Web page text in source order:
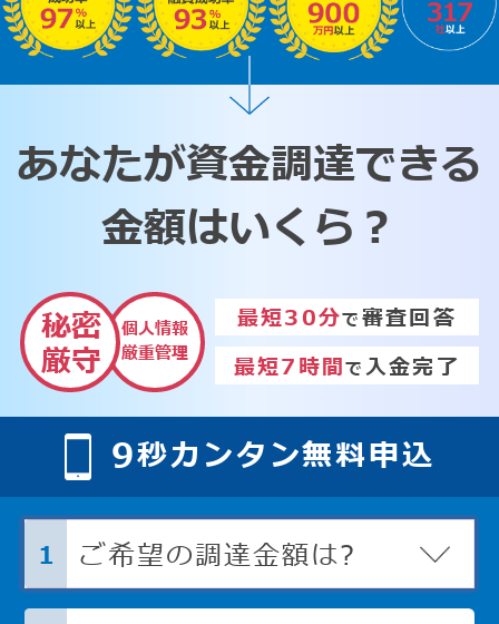
あなたが資金調達できる
金額はいくら？
秘密
厳守
個人情報
厳重管理
最短30分で審査回答
最短7時間で入金完了
9秒カンタン無料申込
1 ご希望の調達金額は?